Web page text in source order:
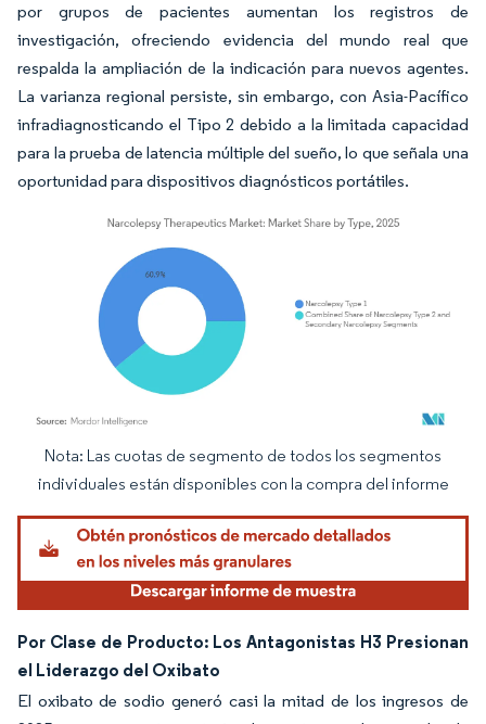
por grupos de pacientes aumentan los registros de
investigación, ofreciendo evidencia del mundo real que
respalda la ampliación de la indicación para nuevos agentes.
La varianza regional persiste, sin embargo, con Asia-Pacífico
infradiagnosticando el Tipo 2 debido a la limitada capacidad
para la prueba de latencia múltiple del sueño, lo que señala una
oportunidad para dispositivos diagnósticos portátiles.
Imagen © Mordor Intelligence. El uso requiere atribución según CC BY 4.0.
Nota: Las cuotas de segmento de todos los segmentos
individuales están disponibles con la compra del informe
Por Clase de Producto: Los Antagonistas H3 Presionan
el Liderazgo del Oxibato
El oxibato de sodio generó casi la mitad de los ingresos de